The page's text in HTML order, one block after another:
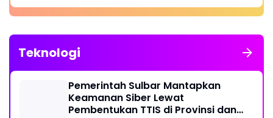
Teknologi
Pemerintah Sulbar Mantapkan
Keamanan Siber Lewat
Pembentukan TTIS di Provinsi dan